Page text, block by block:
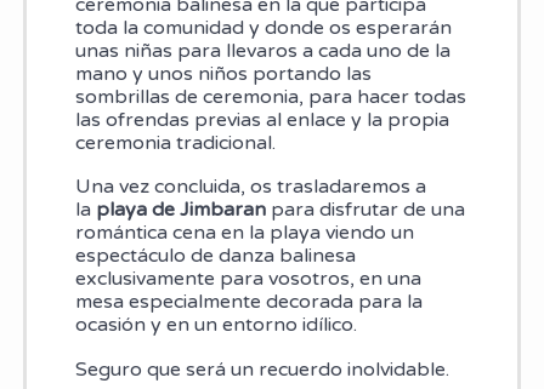
toda la comunidad y donde os esperarán
unas niñas para llevaros a cada uno de la
mano y unos niños portando las
sombrillas de ceremonia, para hacer todas
las ofrendas previas al enlace y la propia
ceremonia tradicional.
Una vez concluida, os trasladaremos a
la playa de Jimbaranpara disfrutar de una
romántica cena en la playa viendo un
espectáculo de danza balinesa
exclusivamente para vosotros, en una
mesa especialmente decorada para la
ocasión y en un entorno idílico.
Seguro que será un recuerdo inolvidable.